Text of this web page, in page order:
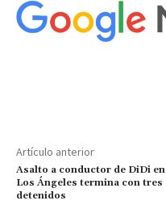
Artículo anterior
Asalto a conductor de DiDi en
Los Ángeles termina con tres
detenidos